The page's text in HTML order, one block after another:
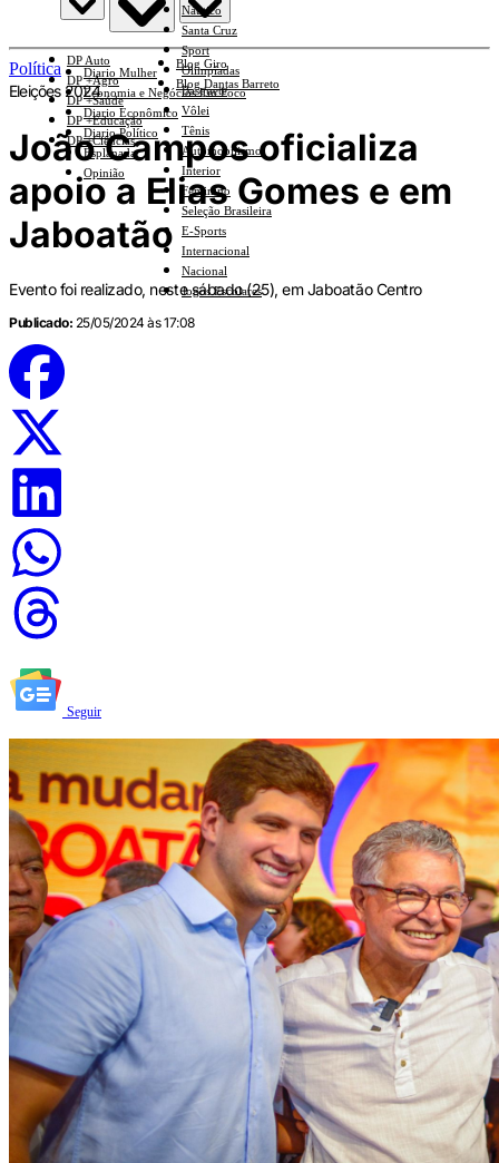
Náutico
Santa Cruz
Sport
Olimpíadas
Basquete
Vôlei
Tênis
Automobilismo
Interior
Feminino
Seleção Brasileira
E-Sports
Internacional
Nacional
Jogos Escolares
DP Auto
DP +Agro
DP +Saúde
DP +Educação
DP +Ciências
Diario Mulher
Economia e Negócios Em Foco
Diario Econômico
Diario Político
Esplanada
Opinião
Blog Giro
Blog Dantas Barreto
Política
Eleições 2024
João Campos oficializa
apoio a Elias Gomes e em
Jaboatão
Evento foi realizado, neste sábado (25), em Jaboatão Centro
Publicado: 25/05/2024 às 17:08
Seguir